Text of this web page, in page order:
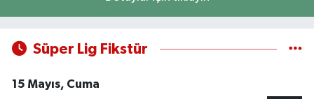
Süper Lig Fikstür
15 Mayıs, Cuma